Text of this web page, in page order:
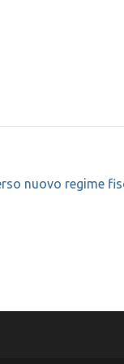
nuovo regime